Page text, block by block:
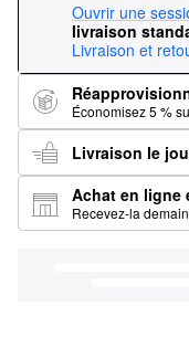
Ouvrir une
livraison
Livraison et
Économisez 5 %
Livraison le
Achat en ligne
Recevez-la demain